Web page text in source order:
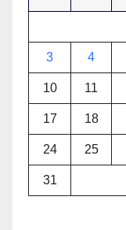
3 4
10 11
17 18
24 25
31